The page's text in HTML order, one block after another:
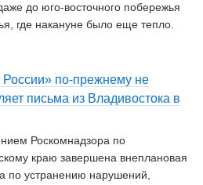
до юго-восточного побережья
где накануне было еще тепло.
России» по-прежнему не
письма из Владивостока в
Роскомнадзора по
краю завершена внеплановая
по устранению нарушений,